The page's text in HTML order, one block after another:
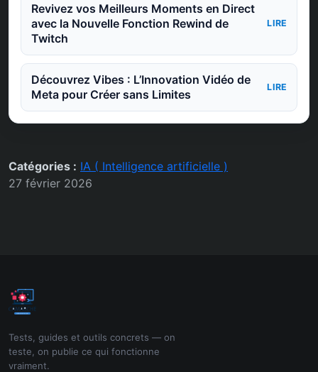
Revivez vos Meilleurs Moments en Direct
avec la Nouvelle Fonction Rewind de
Twitch
LIRE
Découvrez Vibes : L’Innovation Vidéo de
Meta pour Créer sans Limites
LIRE
Catégories : IA ( Intelligence artificielle )
27 février 2026
Tests, guides et outils concrets — on
teste, on publie ce qui fonctionne
vraiment.